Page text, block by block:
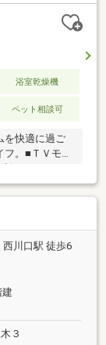
容（2026年7月
ニットバス交
器交換・建具
浴室乾燥機
ペット相談可
を快適に過ご
。■ＴＶモニ
はとても便利
理のない住宅
用の概算も行
のアドバイス
ください。お
ご提案をさせ
等についても
、お待ちして
西川口駅 徒歩6
３